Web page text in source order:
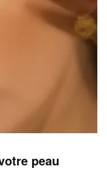
peau